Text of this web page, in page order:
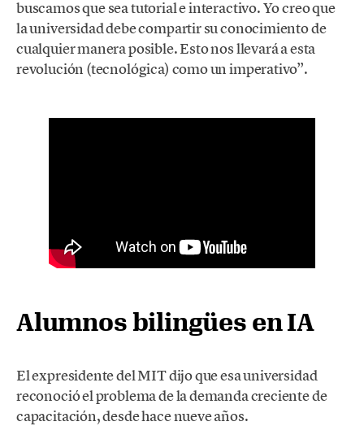
buscamos que sea tutorial e interactivo. Yo creo que
la universidad debe compartir su conocimiento de
cualquier manera posible. Esto nos llevará a esta
revolución (tecnológica) como un imperativo”.
Alumnos bilingües en IA
El expresidente del MIT dijo que esa universidad
reconoció el problema de la demanda creciente de
capacitación, desde hace nueve años.